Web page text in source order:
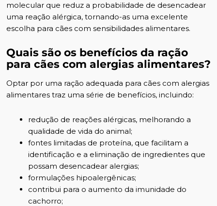
molecular que reduz a probabilidade de desencadear
uma reação alérgica, tornando-as uma excelente
escolha para cães com sensibilidades alimentares.
Quais são os benefícios da ração
para cães com alergias alimentares?
Optar por uma ração adequada para cães com alergias
alimentares traz uma série de benefícios, incluindo:
redução de reações alérgicas, melhorando a
qualidade de vida do animal;
fontes limitadas de proteína, que facilitam a
identificação e a eliminação de ingredientes que
possam desencadear alergias;
formulações hipoalergênicas;
contribui para o aumento da imunidade do
cachorro;